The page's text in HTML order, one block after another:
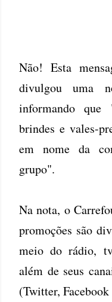
Não! Esta
divulgou uma
informando que
brindes e vales-
em nome da
grupo".
Na nota, o
promoções são
meio do rádio,
além de seus
(Twitter,